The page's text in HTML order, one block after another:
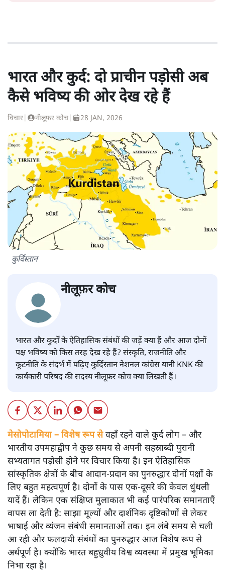
भारत और कुर्द: दो प्राचीन पड़ोसी अब
कैसे भविष्य की ओर देख रहे हैं
विचार नीलूफ़र कोच 28 JAN, 2026
कुर्दिस्तान
नीलूफ़र कोच
भारत और कुर्दों के ऐतिहासिक संबंधों की जड़ें क्या हैं और आज दोनों
पक्ष भविष्य को किस तरह देख रहे हैं? संस्कृति, राजनीति और
कूटनीति के संदर्भ में पढ़िए कुर्दिस्तान नेशनल कांग्रेस यानी KNK की
कार्यकारी परिषद की सदस्य नीलूफ़र कोच क्या लिखती हैं।
मेसोपोटामिया – विशेष रूप सेवहाँ रहने वाले कुर्द लोग – और
भारतीय उपमहाद्वीप ने कुछ समय से अपनी सहस्राब्दी पुरानी
सभ्यतागत पड़ोसी होने पर विचार किया है। इन ऐतिहासिक
सांस्कृतिक क्षेत्रों के बीच आदान-प्रदान का पुनरुद्धार दोनों पक्षों के
लिए बहुत महत्वपूर्ण है। दोनों के पास एक-दूसरे की केवल धुंधली
यादें हैं। लेकिन एक संक्षिप्त मुलाकात भी कई पारंपरिक समानताएँ
वापस ला देती है: साझा मूल्यों और दार्शनिक दृष्टिकोणों से लेकर
भाषाई और व्यंजन संबंधी समानताओं तक। इन लंबे समय से चली
आ रही और फलदायी संबंधों का पुनरुद्धार आज विशेष रूप से
अर्थपूर्ण है। क्योंकि भारत बहुध्रुवीय विश्व व्यवस्था में प्रमुख भूमिका
निभा रहा है।